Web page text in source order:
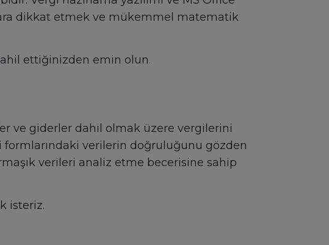
dikkat etmek ve mükemmel matematik
ettiğinizden emin olun.
ve giderler dahil olmak üzere vergilerini
formlarındaki verilerin doğruluğunu gözden
verileri analiz etme becerisine sahip
isteriz.